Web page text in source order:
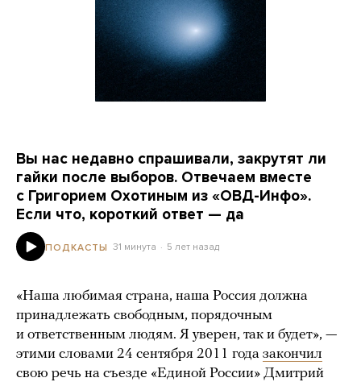
Вы нас недавно спрашивали, закрутят ли
гайки после выборов. Отвечаем вместе
с Григорием Охотиным из «ОВД-Инфо».
Если что, короткий ответ — да
ПОДКАСТЫ 31 минута 5 лет назад
«Наша любимая страна, наша Россия должна
принадлежать свободным, порядочным
и ответственным людям. Я уверен, так и будет», —
этими словами 24 сентября 2011 года закончил
свою речь на съезде «Единой России» Дмитрий